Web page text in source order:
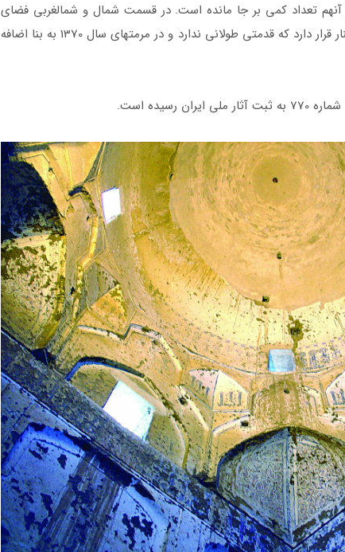
چون «الحمدالله»، «الثنا الله» و مانند آن که از آن‏هم تعداد کمی بر جا مانده است. در قسمت شمال و شمال‎غربی فضای
گنبدخانه دو در مشبک زیبای چوبی از جنس چنار قرار دارد که قدمتی طولانی ندارد و در مرمت‏های سال 1370 به بنا اضافه